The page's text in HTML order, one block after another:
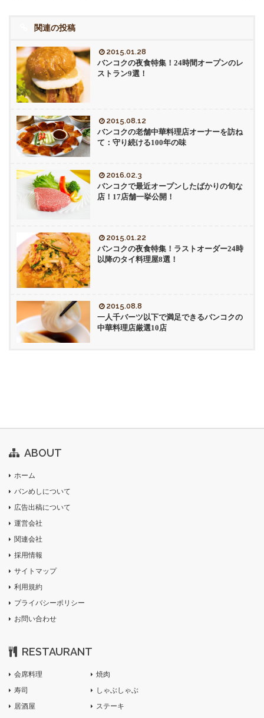
関連の投稿
2015.01.28
バンコクの夜食特集！24時間オープンのレ
ストラン9選！
2015.08.12
バンコクの老舗中華料理店オーナーを訪ね
て：守り続ける100年の味
2016.02.3
バンコクで最近オープンしたばかりの旬な
店！17店舗一挙公開！
2015.01.22
バンコクの夜食特集！ラストオーダー24時
以降のタイ料理屋8選！
2015.08.8
一人千バーツ以下で満足できるバンコクの
中華料理店厳選10店
ABOUT
ホーム
バンめしについて
広告出稿について
運営会社
関連会社
採用情報
サイトマップ
利用規約
プライバシーポリシー
お問い合わせ
RESTAURANT
会席料理
寿司
居酒屋
焼肉
しゃぶしゃぶ
ステーキ